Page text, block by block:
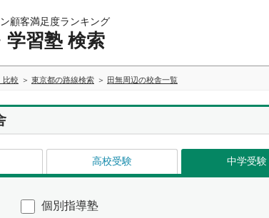
顧客満足度ランキング
学習塾 検索
比較 東京都の路線検索 田無周辺の校舎一覧
高校受験 中学受験
個別指導塾